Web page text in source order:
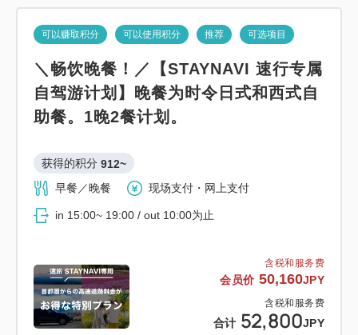
含税和服务费
会员价 50,160JPY
含税和服务费
合计 52,800JPY
可以赚取积分 可以使用积分 推荐 可选项目
＼畅饮晚餐！／【STAYNAVI 速行专属
自驾游计划】晚餐为时令日式和西式自
助餐。1晚2餐计划。
获得的积分 912~
早餐／晚餐
现场支付・网上支付
in 15:00~ 19:00 / out 10:00为止